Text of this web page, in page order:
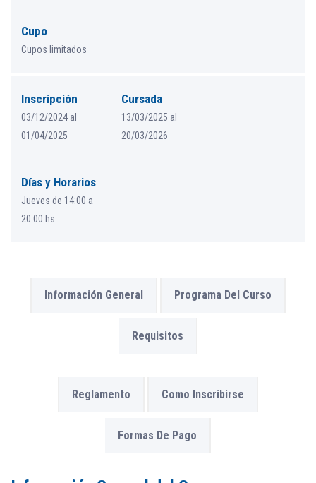
Cupo
Cupos limitados
Inscripción
03/12/2024 al
01/04/2025
Cursada
13/03/2025 al
20/03/2026
Días y Horarios
Jueves de 14:00 a
20:00 hs.
Información General Programa Del Curso
Requisitos
Reglamento Como Inscribirse
Formas De Pago